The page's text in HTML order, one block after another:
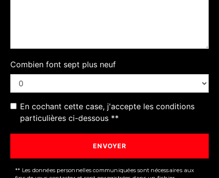
Combien font sept plus neuf
En cochant cette case, j'accepte les conditions
particulières ci-dessous **
ENVOYER
** Les données personnelles communiquées sont nécessaires aux